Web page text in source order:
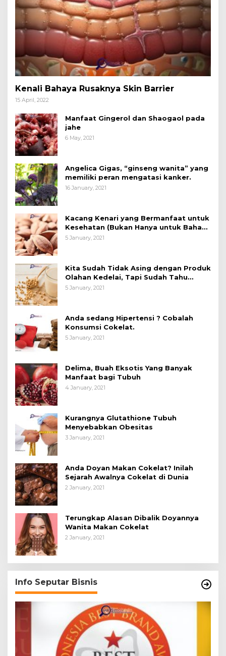
Kenali Bahaya Rusaknya Skin Barrier
15 April, 2022
Manfaat Gingerol dan Shaogaol pada
jahe
6 May, 2021
Angelica Gigas, “ginseng wanita” yang
memiliki peran mengatasi kanker.
16 January, 2021
Kacang Kenari yang Bermanfaat untuk
Kesehatan (Bukan Hanya untuk Bahan
Kue)
5 January, 2021
Kita Sudah Tidak Asing dengan Produk
Olahan Kedelai, Tapi Sudah Tahu
Manfaatnya untuk Kesehatan?
5 January, 2021
Anda sedang Hipertensi ? Cobalah
Konsumsi Cokelat.
5 January, 2021
Delima, Buah Eksotis Yang Banyak
Manfaat bagi Tubuh
4 January, 2021
Kurangnya Glutathione Tubuh
Menyebabkan Obesitas
3 January, 2021
Anda Doyan Makan Cokelat? Inilah
Sejarah Awalnya Cokelat di Dunia
2 January, 2021
Terungkap Alasan Dibalik Doyannya
Wanita Makan Cokelat
2 January, 2021
Info Seputar Bisnis